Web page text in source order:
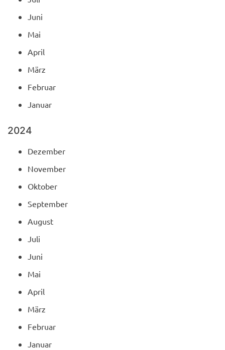
Juni
Mai
April
März
Februar
Januar
2024
Dezember
November
Oktober
September
August
Juli
Juni
Mai
April
März
Februar
Januar